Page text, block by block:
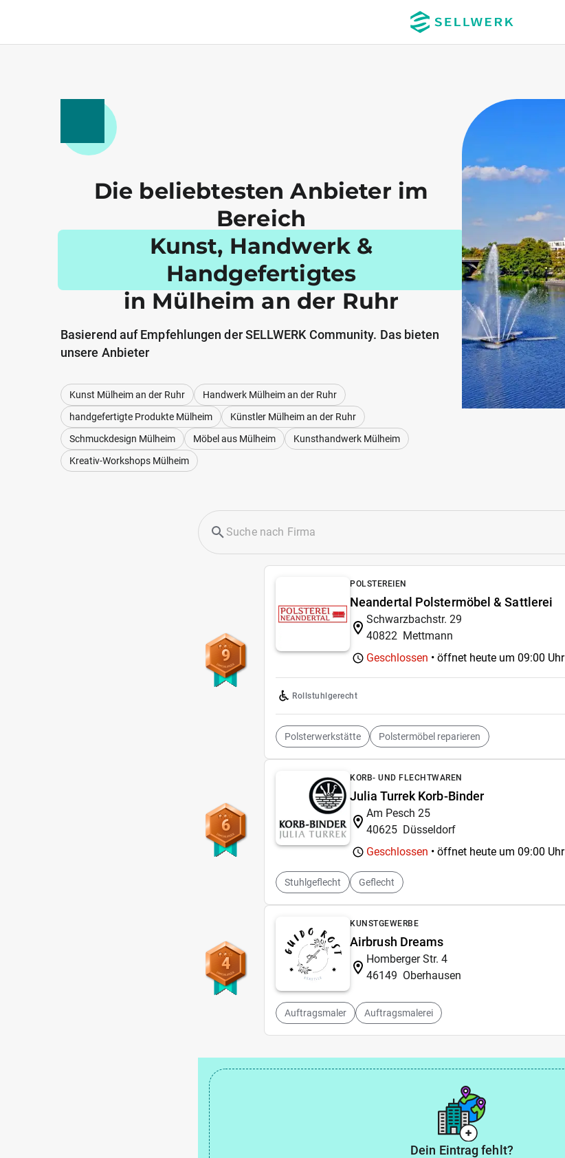
Die beliebtesten Anbieter im
Bereich
Kunst, Handwerk &
Handgefertigtes
in Mülheim an der Ruhr
Basierend auf Empfehlungen der SELLWERK Community. Das bieten
unsere Anbieter
Kunst Mülheim an der Ruhr
Handwerk Mülheim an der Ruhr
handgefertigte Produkte Mülheim
Künstler Mülheim an der Ruhr
Schmuckdesign Mülheim
Möbel aus Mülheim
Kunsthandwerk Mülheim
Kreativ-Workshops Mülheim
9
POLSTEREIEN
Neandertal Polstermöbel & Sattlerei
Schwarzbachstr. 29
40822 Mettmann
Geschlossen • öffnet heute um 09:00 Uhr
Rollstuhlgerecht
Polsterwerkstätte Polstermöbel reparieren
6
KORB- UND FLECHTWAREN
Julia Turrek Korb-Binder
Am Pesch 25
40625 Düsseldorf
Geschlossen • öffnet heute um 09:00 Uhr
Stuhlgeflecht Geflecht
4
KUNSTGEWERBE
Airbrush Dreams
Homberger Str. 4
46149 Oberhausen
Auftragsmaler Auftragsmalerei
Dein Eintrag fehlt?